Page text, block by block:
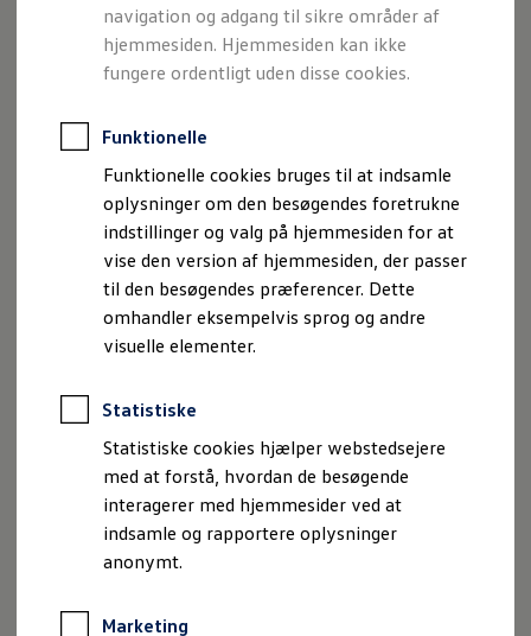
Kundehenvendelsestype
Vedhæft eventuel fil(er)
navigation og adgang til sikre områder af
hjemmesiden. Hjemmesiden kan ikke
fungere ordentligt uden disse cookies.
Funktionelle
Funktionelle cookies bruges til at indsamle
oplysninger om den besøgendes foretrukne
indstillinger og valg på hjemmesiden for at
vise den version af hjemmesiden, der passer
til den besøgendes præferencer. Dette
omhandler eksempelvis sprog og andre
visuelle elementer.
Statistiske
Statistiske cookies hjælper webstedsejere
med at forstå, hvordan de besøgende
interagerer med hjemmesider ved at
indsamle og rapportere oplysninger
anonymt.
Marketing